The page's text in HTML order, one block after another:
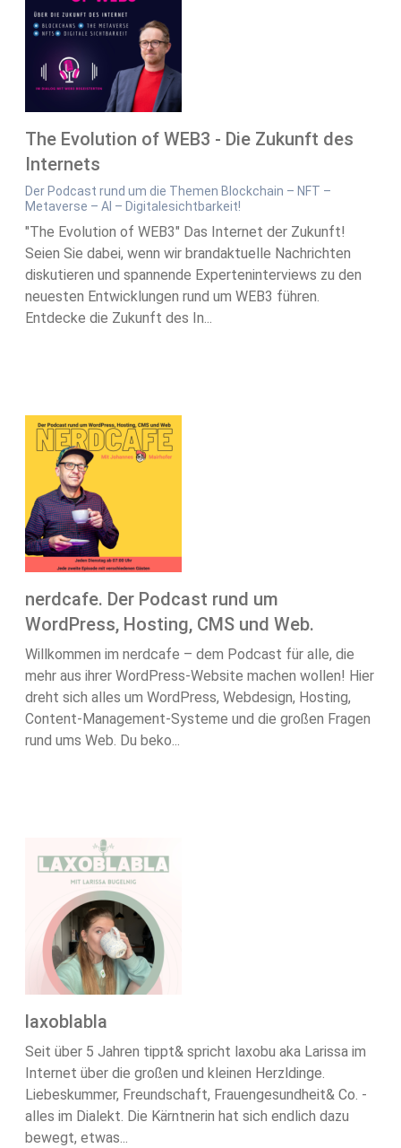
The Evolution of WEB3 - Die Zukunft des
Internets
Der Podcast rund um die Themen Blockchain – NFT –
Metaverse – AI – Digitalesichtbarkeit!
"The Evolution of WEB3" Das Internet der Zukunft!
Seien Sie dabei, wenn wir brandaktuelle Nachrichten
diskutieren und spannende Experteninterviews zu den
neuesten Entwicklungen rund um WEB3 führen.
Entdecke die Zukunft des In...
nerdcafe. Der Podcast rund um
WordPress, Hosting, CMS und Web.
Willkommen im nerdcafe – dem Podcast für alle, die
mehr aus ihrer WordPress-Website machen wollen! Hier
dreht sich alles um WordPress, Webdesign, Hosting,
Content-Management-Systeme und die großen Fragen
rund ums Web. Du beko...
laxoblabla
Seit über 5 Jahren tippt& spricht laxobu aka Larissa im
Internet über die großen und kleinen Herzldinge.
Liebeskummer, Freundschaft, Frauengesundheit& Co. -
alles im Dialekt. Die Kärntnerin hat sich endlich dazu
bewegt, etwas...